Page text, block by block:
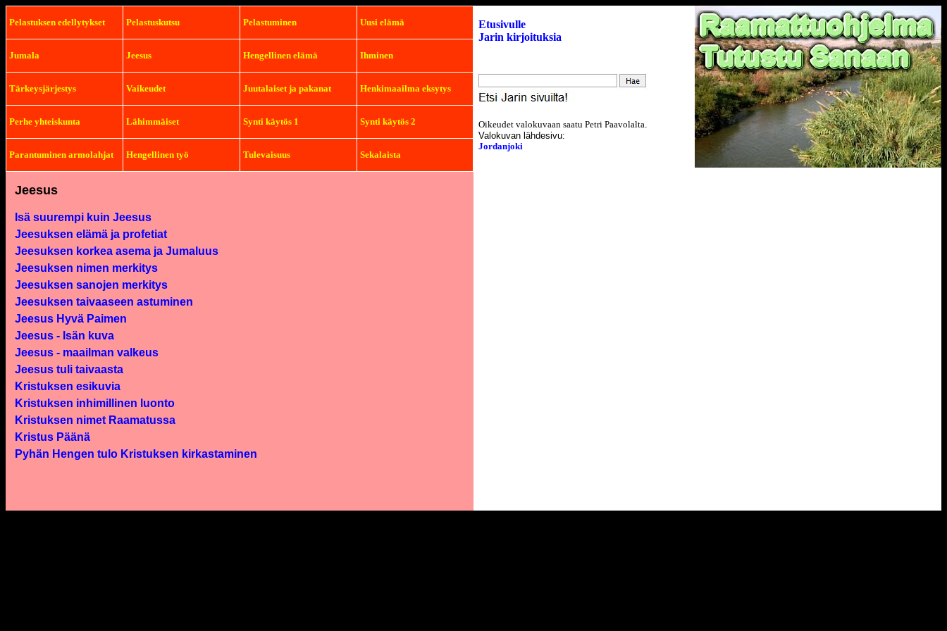
Pelastuksen edellytykset Pelastuskutsu Pelastuminen Uusi elämä
Jumala Jeesus Hengellinen elämä Ihminen
Tärkeysjärjestys Vaikeudet Juutalaiset ja pakanat Henkimaailma eksytys
Perhe yhteiskunta Lähimmäiset Synti käytös 1 Synti käytös 2
Parantuminen armolahjat Hengellinen työ Tulevaisuus Sekalaista
Jeesus
Isä suurempi kuin Jeesus
Jeesuksen elämä ja profetiat
Jeesuksen korkea asema ja Jumaluus
Jeesuksen nimen merkitys
Jeesuksen sanojen merkitys
Jeesuksen taivaaseen astuminen
Jeesus Hyvä Paimen
Jeesus - Isän kuva
Jeesus - maailman valkeus
Jeesus tuli taivaasta
Kristuksen esikuvia
Kristuksen inhimillinen luonto
Kristuksen nimet Raamatussa
Kristus Päänä
Pyhän Hengen tulo Kristuksen kirkastaminen
Etusivulle
Jarin kirjoituksia
Oikeudet valokuvaan saatu Petri Paavolalta.
Valokuvan lähdesivu:
Jordanjoki